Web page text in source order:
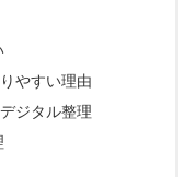
やすい理由
ジタル整理